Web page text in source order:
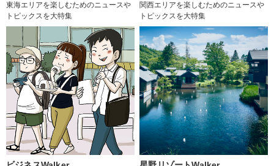
東海エリアを楽しむためのニュースや
トピックスを大特集
関西エリアを楽しむためのニュースや
トピックスを大特集